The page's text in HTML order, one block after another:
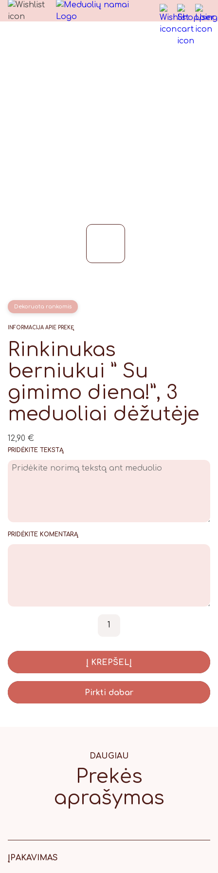
Dekoruota rankomis
INFORMACIJA APIE PREKĘ
Rinkinukas
berniukui ” Su
gimimo diena!”, 3
meduoliai dėžutėje
12,90 €
PRIDĖKITE TEKSTĄ
PRIDĖKITE KOMENTARĄ
produkto kiekis:
Į KREPŠELĮ
Pirkti dabar
DAUGIAU
Prekės
aprašymas
ĮPAKAVIMAS